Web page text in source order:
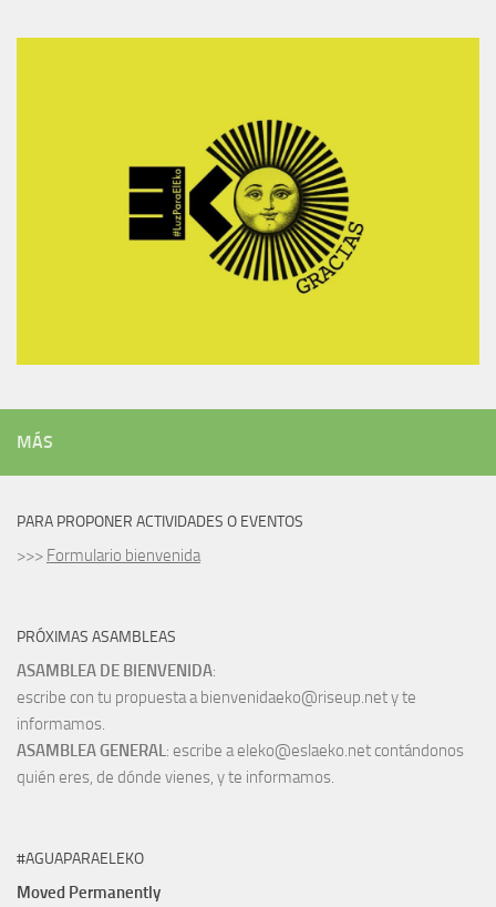
MÁS
PARA PROPONER ACTIVIDADES O EVENTOS
>>> Formulario bienvenida
PRÓXIMAS ASAMBLEAS
ASAMBLEA DE BIENVENIDA:
escribe con tu propuesta a bienvenidaeko@riseup.net y te
informamos.
ASAMBLEA GENERAL: escribe a eleko@eslaeko.net contándonos
quién eres, de dónde vienes, y te informamos.
#AGUAPARAELEKO
Moved Permanently